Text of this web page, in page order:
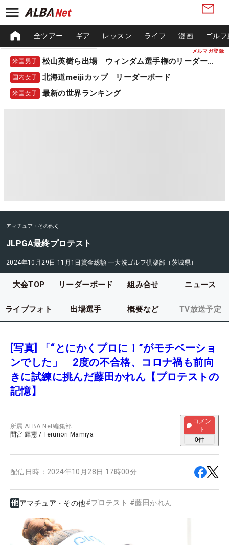
メルマガ登録
全ツアー ギア レッスン ライフ 漫画 ゴル
米国男子 松山英樹ら出場 ウィンダム選手権のリーダーボード
国内女子 北海道meijiカップ リーダーボード
米国女子 最新の世界ランキング
アマチュア・その他
JLPGA最終プロテスト
2024年10月29日-11月1日 賞金総額 ―大洗ゴルフ倶楽部（茨城県）
大会TOP リーダーボード 組み合せ ニュース
ライブフォト 出場選手 概要など TV放送予定
[写真] 「“とにかくプロに！”がモチベーショ
ンでした」 2度の不合格、コロナ禍も前向
きに試練に挑んだ藤田かれん【プロテストの
記憶】
所属ALBA Net編集部
間宮 輝憲 /Terunori Mamiya
コメン
ト
0件
配信日時： 2024年10月28日 17時00分
アマチュア・その他#プロテスト #藤田かれん